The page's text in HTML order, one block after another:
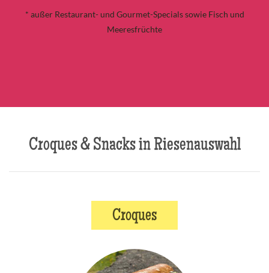
* außer Restaurant- und Gourmet-Specials sowie Fisch und
Meeresfrüchte
Croques & Snacks in Riesenauswahl
Croques